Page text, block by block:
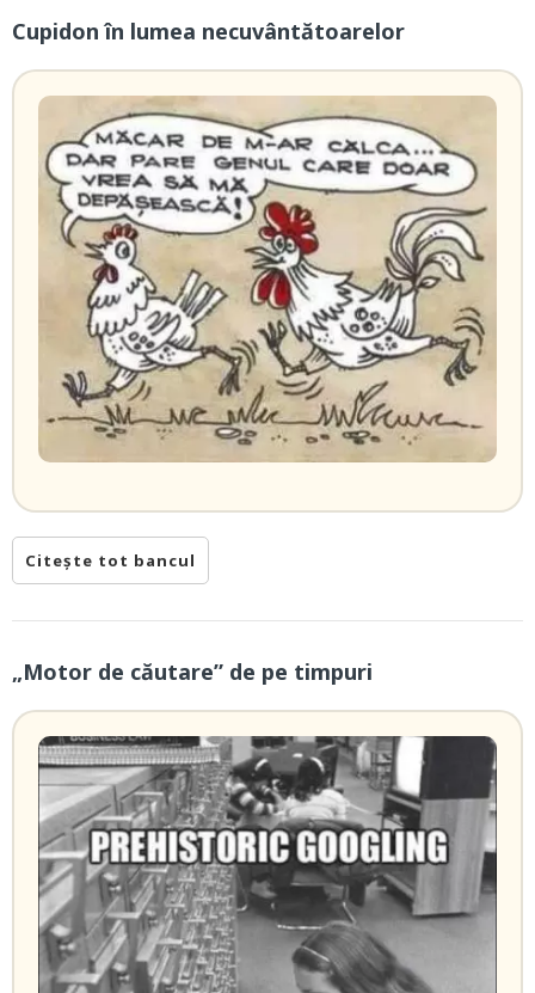
Cupidon în lumea necuvântătoarelor
Citește tot bancul
„Motor de căutare” de pe timpuri